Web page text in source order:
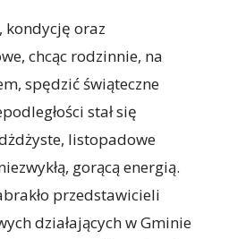
kondycję oraz
chcąc rodzinnie, na
spędzić świąteczne
stał się
listopadowe
gorącą energią.
przedstawicieli
działających w Gminie